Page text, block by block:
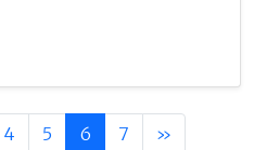
4 5 6 7 »